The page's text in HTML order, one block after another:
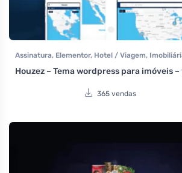
Assinatura, Elementor, Hotel / Viagem,
diretórios
Reservas e Aluguel Temas,
Houzez – Tema wordpress para imóveis
365 vendas